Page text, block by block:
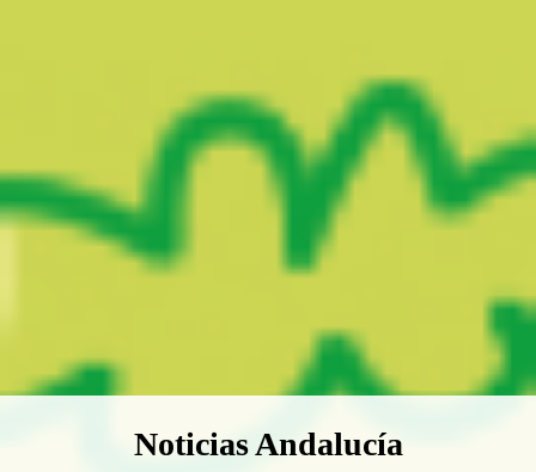
Boletín Noticias Andalucía
Noticias Andalucía